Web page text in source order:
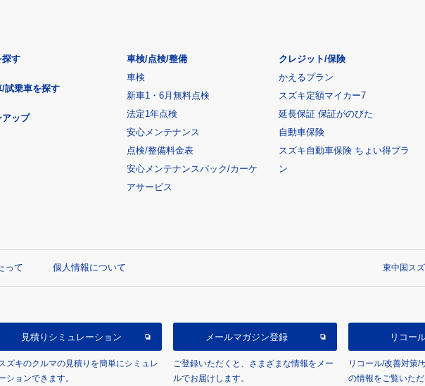
探す
/試乗車を探す
アップ
車検/点検/整備
車検
新車1・6月無料点検
法定1年点検
安心メンテナンス
点検/整備料金表
安心メンテナンスパック/カーケ
アサービス
クレジット/保険
かえるプラン
スズキ定額マイカー7
延長保証 保証がのびた
自動車保険
スズキ自動車保険 ちょい得プラ
ン
って 個人情報について 東中国ス
見積り シミュレーション
ズキのクルマの見積りを簡単にシミュレ
ションできます。
メールマガジン登録
ご登録いただくと、さまざまな情報をメー
ルでお届けします。
リコー
リコール/改善対策/
の情報をご覧いた